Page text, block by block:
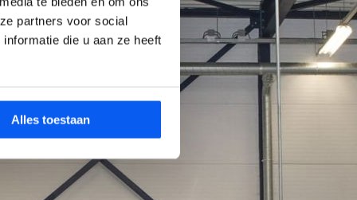
partners voor social
die u aan ze heeft
Alles toestaan